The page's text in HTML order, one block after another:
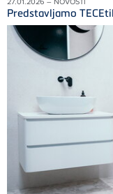
Predstavljamo